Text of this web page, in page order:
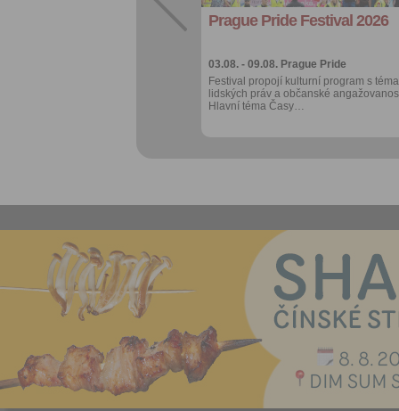
Prague Pride Festival 2026
03.08. - 09.08. Prague Pride
Festival propojí kulturní program s
lidských práv a občanské
Hlavní téma Časy…
Více výhod pro